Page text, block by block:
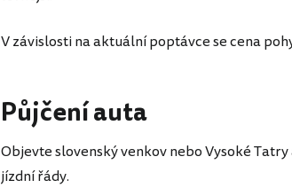
V závislosti na aktuální poptávce se cena
Půjčení auta
Objevte slovenský venkov nebo Vysoké
jízdní řády.